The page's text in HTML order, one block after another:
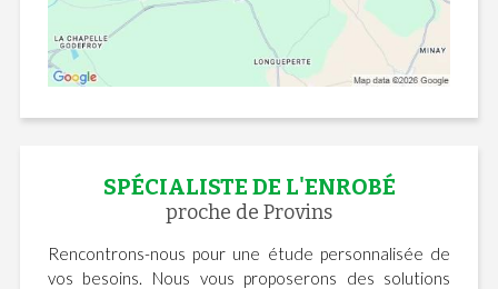
SPÉCIALISTE DE L'ENROBÉ
proche de Provins
Rencontrons-nous pour une étude personnalisée de
vos besoins. Nous vous proposerons des solutions